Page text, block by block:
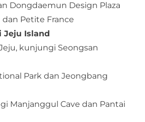
Dongdaemun Design Plaza
dan Petite France
Jeju Island
kunjungi Seongsan
Park dan Jeongbang
Manjanggul Cave dan Pantai